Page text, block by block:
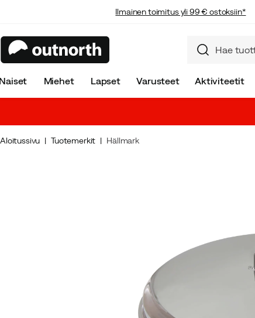
Ilmainen toimitus yli 99 € ostoksiin*
Miehet Lapset Varusteet Aktiviteetit
Aloitussivu Tuotemerkit Hällmark